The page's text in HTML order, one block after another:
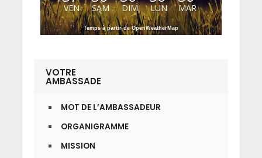
VEN SAM DIM LUN MAR
Temps à partir de OpenWeatherMap
VOTRE
AMBASSADE
MOT DE L’AMBASSADEUR
ORGANIGRAMME
MISSION